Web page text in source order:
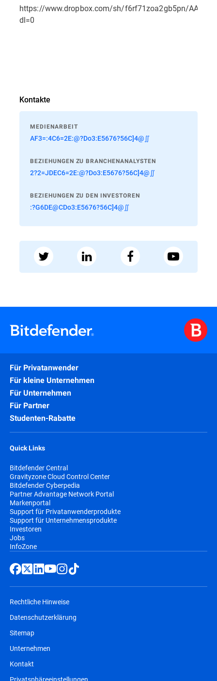
https://www.dropbox.com/sh/f6rf71zoa2gb5pn/
dl=0
Kontakte
MEDIENARBEIT
AF3=:4C6=2E:@?Do3:E5676?56C]4@∬
BEZIEHUNGEN ZU BRANCHENANALYSTEN
2?2=JDEC6=2E:@?Do3:E5676?56C]4@∬
BEZIEHUNGEN ZU DEN INVESTOREN
:?G6DE@CDo3:E5676?56C]4@∬
Für Privatanwender
Für kleine Unternehmen
Für Unternehmen
Für Partner
Studenten-Rabatte
Quick Links
Bitdefender Central
Gravityzone Cloud Control Center
Bitdefender Cyberpedia
Partner Advantage Network Portal
Markenportal
Support für Privatanwenderprodukte
Support für Unternehmensprodukte
Investoren
Jobs
InfoZone
Rechtliche Hinweise
Datenschutzerklärung
Sitemap
Unternehmen
Kontakt